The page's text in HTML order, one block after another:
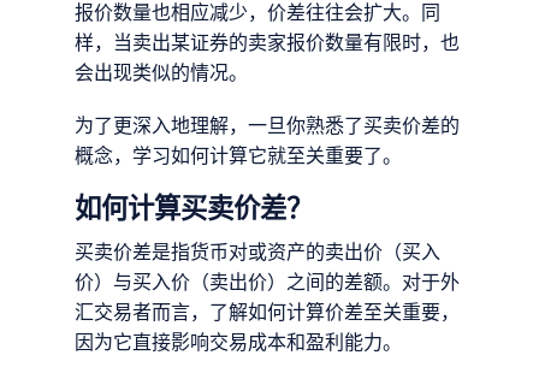
报价数量也相应减少，价差往往会扩大。同
样，当卖出某证券的卖家报价数量有限时，也
会出现类似的情况。
为了更深入地理解，一旦你熟悉了买卖价差的
概念，学习如何计算它就至关重要了。
如何计算买卖价差？
买卖价差是指货币对或资产的卖出价（买入
价）与买入价（卖出价）之间的差额。对于外
汇交易者而言，了解如何计算价差至关重要，
因为它直接影响交易成本和盈利能力。